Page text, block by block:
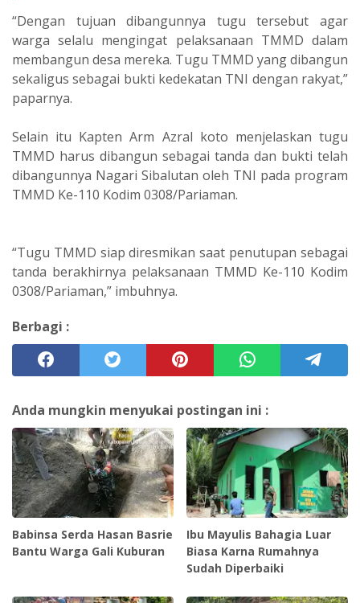
“Dengan tujuan dibangunnya tugu tersebut agar
warga selalu mengingat pelaksanaan TMMD dalam
membangun desa mereka. Tugu TMMD yang dibangun
sekaligus sebagai bukti kedekatan TNI dengan rakyat,”
paparnya.
Selain itu Kapten Arm Azral koto menjelaskan tugu
TMMD harus dibangun sebagai tanda dan bukti telah
dibangunnya Nagari Sibalutan oleh TNI pada program
TMMD Ke-110 Kodim 0308/Pariaman.
“Tugu TMMD siap diresmikan saat penutupan sebagai
tanda berakhirnya pelaksanaan TMMD Ke-110 Kodim
0308/Pariaman,” imbuhnya.
Berbagi :
Anda mungkin menyukai postingan ini :
Babinsa Serda Hasan Basrie
Bantu Warga Gali Kuburan
Ibu Mayulis Bahagia Luar
Biasa Karna Rumahnya
Sudah Diperbaiki